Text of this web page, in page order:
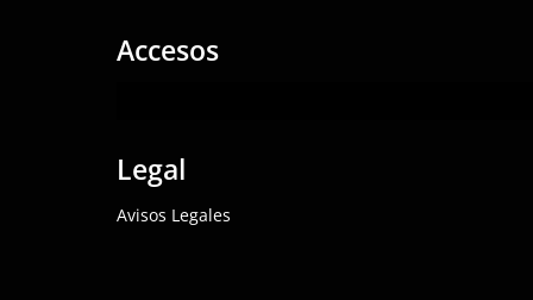
Accesos
Legal
Avisos Legales